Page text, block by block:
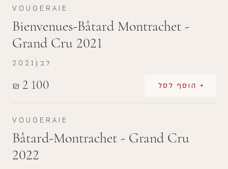
VOUGERAIE
Bienvenues-Bâtard Montrachet -
Grand Cru 2021
₪ 2 100 + הוסף לסל
2021 לבן
VOUGERAIE
Bâtard-Montrachet - Grand Cru
2022